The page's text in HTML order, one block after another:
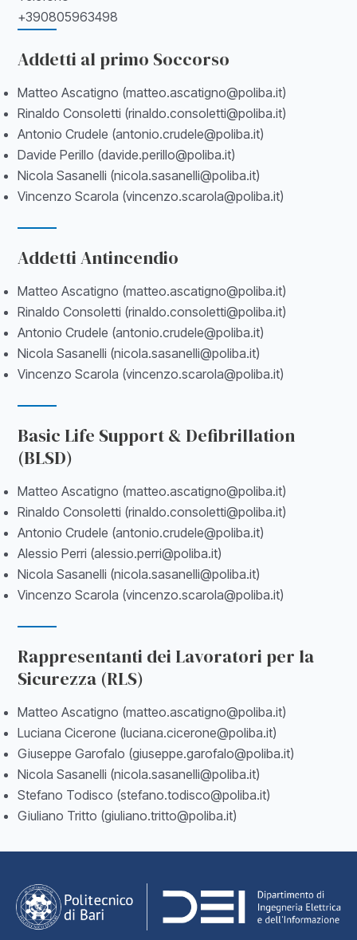
+390805963498
Addetti al primo Soccorso
Matteo Ascatigno (matteo.ascatigno@poliba.it)
Rinaldo Consoletti (rinaldo.consoletti@poliba.it)
Antonio Crudele (antonio.crudele@poliba.it)
Davide Perillo (davide.perillo@poliba.it)
Nicola Sasanelli (nicola.sasanelli@poliba.it)
Vincenzo Scarola (vincenzo.scarola@poliba.it)
Addetti Antincendio
Matteo Ascatigno (matteo.ascatigno@poliba.it)
Rinaldo Consoletti (rinaldo.consoletti@poliba.it)
Antonio Crudele (antonio.crudele@poliba.it)
Nicola Sasanelli (nicola.sasanelli@poliba.it)
Vincenzo Scarola (vincenzo.scarola@poliba.it)
Basic Life Support & Defibrillation
(BLSD)
Matteo Ascatigno (matteo.ascatigno@poliba.it)
Rinaldo Consoletti (rinaldo.consoletti@poliba.it)
Antonio Crudele (antonio.crudele@poliba.it)
Alessio Perri (alessio.perri@poliba.it)
Nicola Sasanelli (nicola.sasanelli@poliba.it)
Vincenzo Scarola (vincenzo.scarola@poliba.it)
Rappresentanti dei Lavoratori per la
Sicurezza (RLS)
Matteo Ascatigno (matteo.ascatigno@poliba.it)
Luciana Cicerone (luciana.cicerone@poliba.it)
Giuseppe Garofalo (giuseppe.garofalo@poliba.it)
Nicola Sasanelli (nicola.sasanelli@poliba.it)
Stefano Todisco (stefano.todisco@poliba.it)
Giuliano Tritto (giuliano.tritto@poliba.it)